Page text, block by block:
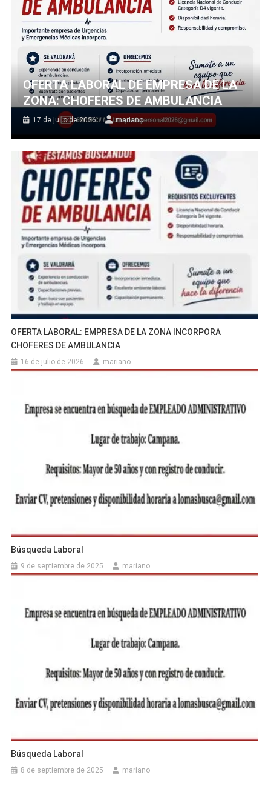
OFERTA LABORAL DE EMPRESA DE LA
ZONA: CHOFERES DE AMBULANCIA
17 de julio de 2026 mariano
OFERTA LABORAL: EMPRESA DE LA ZONA INCORPORA
CHOFERES DE AMBULANCIA
16 de julio de 2026 mariano
Búsqueda Laboral
9 de septiembre de 2025 mariano
Búsqueda Laboral
8 de septiembre de 2025 mariano